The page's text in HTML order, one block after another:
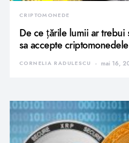
CRIPTOMONEDE
De ce țările lumii ar trebui
sa accepte
CORNELIA RADULESCU mai 16,